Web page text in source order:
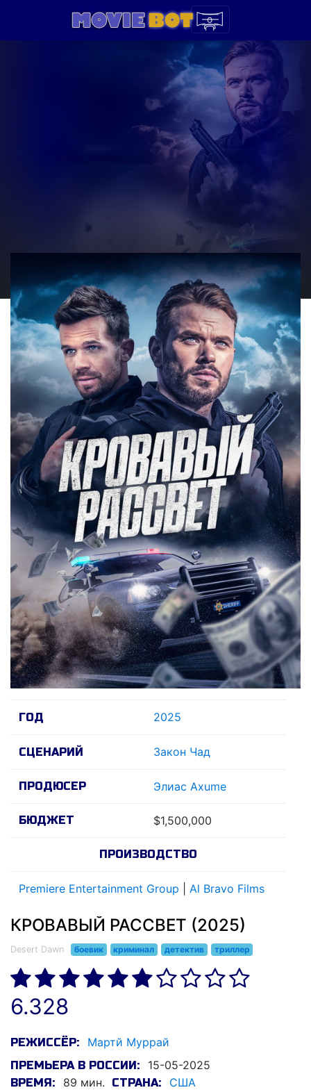
ГОД 2025
СЦЕНАРИЙ Закон Чад
ПРОДЮСЕР Элиас Axume
БЮДЖЕТ $1,500,000
ПРОИЗВОДСТВО
Premiere Entertainment Group Al Bravo Films
КРОВАВЫЙ РАССВЕТ (2025)
Desert Dawn боевик криминал детектив триллер
6.328
РЕЖИССЁР: Мартй Муррай
ПРЕМЬЕРА В РОССИИ: 15-05-2025
ВРЕМЯ: 89 мин. СТРАНА: США